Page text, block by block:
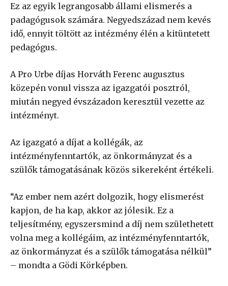
Ez az egyik legrangosabb állami elismerés a
padagógusok számára. Negyedszázad nem kevés
idő, ennyit töltött az intézmény élén a kitüntetett
pedagógus.
A Pro Urbe díjas Horváth Ferenc augusztus
közepén vonul vissza az igazgatói posztról,
miután negyed évszázadon keresztül vezette az
intézményt.
Az igazgató a díjat a kollégák, az
intézményfenntartók, az önkormányzat és a
szülők támogatásának közös sikereként értékeli.
“Az ember nem azért dolgozik, hogy elismerést
kapjon, de ha kap, akkor az jólesik. Ez a
teljesítmény, egyszersmind a díj nem születhetett
volna meg a kollégáim, az intézményfenntartók,
az önkormányzat és a szülők támogatása nélkül”
– mondta a Gödi Körképben.